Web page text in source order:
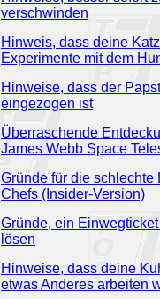
verschwinden
Hinweis, dass deine
Experimente mit dem
Hinweise, dass der
eingezogen ist
Überraschende
James Webb Space
Gründe für die schlechte
Chefs (Insider-Version)
Gründe, ein
lösen
Hinweise, dass deine
etwas Anderes arbeiten